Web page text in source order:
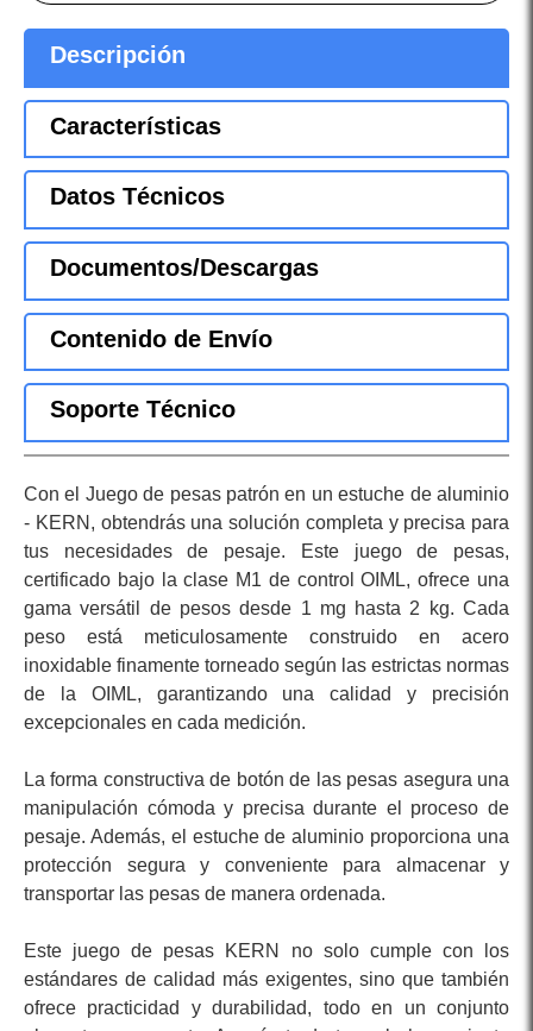
Descripción
Características
Datos Técnicos
Documentos/Descargas
Contenido de Envío
Soporte Técnico
Con el Juego de pesas patrón en un estuche de aluminio
- KERN, obtendrás una solución completa y precisa para
tus necesidades de pesaje. Este juego de pesas,
certificado bajo la clase M1 de control OIML, ofrece una
gama versátil de pesos desde 1 mg hasta 2 kg. Cada
peso está meticulosamente construido en acero
inoxidable finamente torneado según las estrictas normas
de la OIML, garantizando una calidad y precisión
excepcionales en cada medición.
La forma constructiva de botón de las pesas asegura una
manipulación cómoda y precisa durante el proceso de
pesaje. Además, el estuche de aluminio proporciona una
protección segura y conveniente para almacenar y
transportar las pesas de manera ordenada.
Este juego de pesas KERN no solo cumple con los
estándares de calidad más exigentes, sino que también
ofrece practicidad y durabilidad, todo en un conjunto